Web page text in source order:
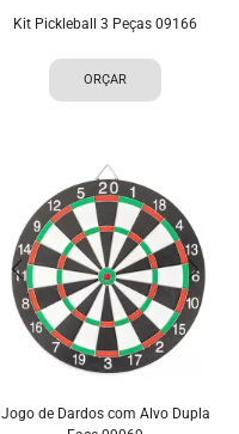
Kit Pickleball 3 Peças 09166
ORÇAR
Jogo de Dardos com Alvo Dupla